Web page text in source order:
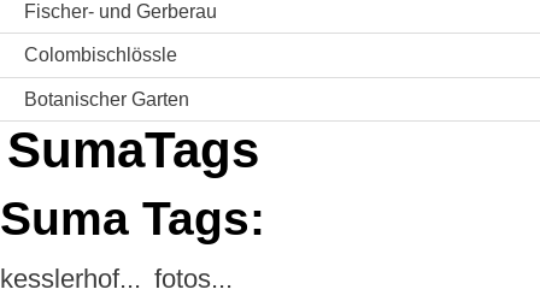
Fischer- und Gerberau
Colombischlössle
Botanischer Garten
SumaTags
Suma Tags:
kesslerhof... fotos...